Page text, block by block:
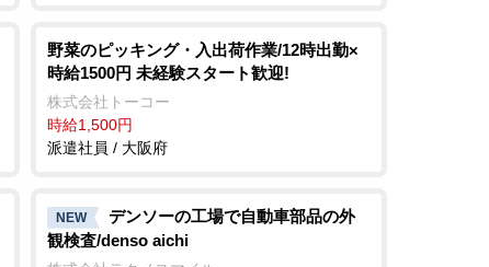
野菜のピッキング・入出荷作業/12時出勤×
時給1500円 未経験スタート歓迎!
株式会社トーコー
時給1,500円
派遣社員 / 大阪府
NEW
デンソーの工場で自動車部品の外
観検査/denso aichi